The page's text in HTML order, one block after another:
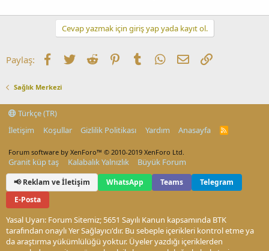
Cevap yazmak için giriş yap yada kayıt ol.
Paylaş: Facebook
TwitterReddit PinterestTumblrWhatsApp
E-postaLink
Sağlık Merkezi
Türkçe (TR)
İletişim
Koşullar Gizlilik Politikası Yardım Anasayfa
R
Forum software by XenForo™ © 2010-2019 XenForo Ltd.
Granit küp taş Kalabalık Yalnızlık Büyük Forum
📢 Reklam ve İletişim WhatsApp Teams
Telegram
E-Posta
Yasal Uyarı: Forum Sitemiz; 5651 Sayılı Kanun kapsamında BTK
tarafından onaylı Yer Sağlayıcı'dır. Bu sebeple içerikleri kontrol etme ya
da araştırma yükümlülüğü yoktur. Üyeler yazdığı içeriklerden